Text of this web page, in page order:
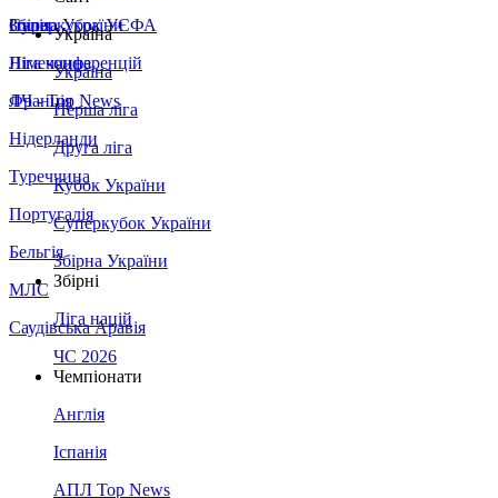
Збірна України
Італія
Німеччина
Франція
Нідерланди
Туреччина
Португалія
Бельгія
МЛС
Саудівська Аравія
Суперкубок УЄФА
Ліга конференцій
ЛЧ - Top News
Україна
Україна
Перша ліга
Друга ліга
Кубок України
Суперкубок України
Збірна України
Збірні
Ліга націй
ЧС 2026
Чемпіонати
Англія
Іспанія
АПЛ Top News